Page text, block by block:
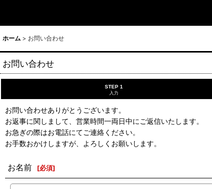
ホーム > お問い合わせ
お問い合わせ
STEP 1
入力
お問い合わせありがとうございます。
お返事に関しまして、営業時間一両日中にご返信いたします。
お急ぎの際はお電話にてご連絡ください。
お手数おかけしますが、よろしくお願いします。
お名前 [必須]